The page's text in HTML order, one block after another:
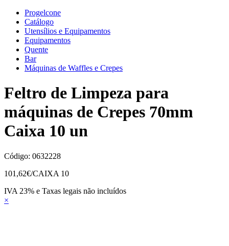
Progelcone
Catálogo
Utensílios e Equipamentos
Equipamentos
Quente
Bar
Máquinas de Waffles e Crepes
Feltro de Limpeza para
máquinas de Crepes 70mm
Caixa 10 un
Código: 0632228
101,62€/CAIXA 10
IVA 23% e Taxas legais não incluídos
×